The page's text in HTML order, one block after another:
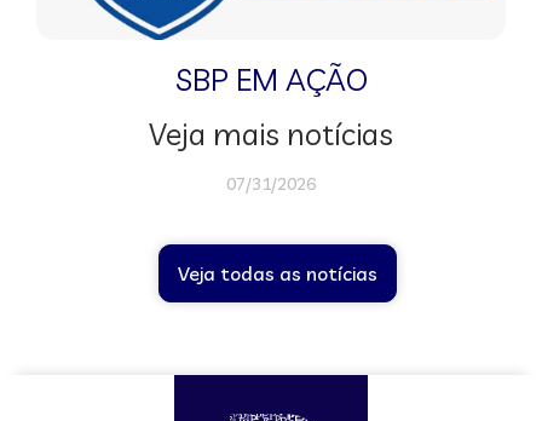
SBP EM AÇÃO
Veja mais notícias
07/31/2026
Veja todas as notícias